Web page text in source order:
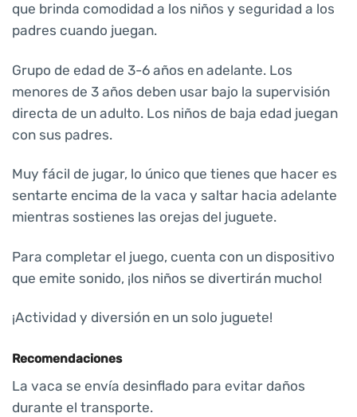
que brinda comodidad a los niños y seguridad a los
padres cuando juegan.
Grupo de edad de 3-6 años en adelante. Los
menores de 3 años deben usar bajo la supervisión
directa de un adulto. Los niños de baja edad juegan
con sus padres.
Muy fácil de jugar, lo único que tienes que hacer es
sentarte encima de la vaca y saltar hacia adelante
mientras sostienes las orejas del juguete.
Para completar el juego, cuenta con un dispositivo
que emite sonido, ¡los niños se divertirán mucho!
¡Actividad y diversión en un solo juguete!
Recomendaciones
La vaca se envía desinflado para evitar daños
durante el transporte.